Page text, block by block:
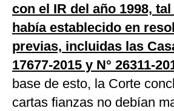
con el IR del año 1998,
había establecido en
previas, incluidas las
17677-2015 y N° 26311-
base de esto, la Corte
cartas fianzas no debían